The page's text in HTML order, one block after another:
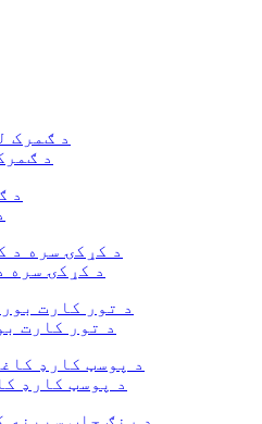
د
د کړکۍ سره
د تور کارت
د پوسټ کارډ